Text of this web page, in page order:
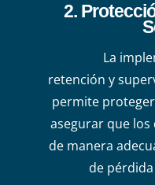
2.
La
retención y
permite
asegurar que
de manera
de